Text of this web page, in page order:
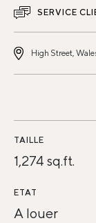
SERVICE
High Street,
TAILLE
1,274 sq.ft.
ETAT
A louer